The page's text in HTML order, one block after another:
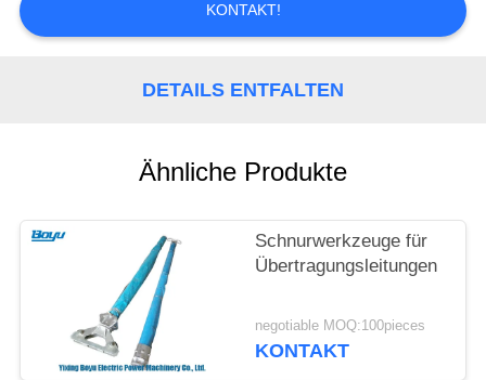
FORDERN
PRIVACY
KONTAKT!
DETAILS ENTFALTEN
Ähnliche Produkte
Schnurwerkzeuge für
Übertragungsleitungen
negotiable MOQ:100pieces
KONTAKT